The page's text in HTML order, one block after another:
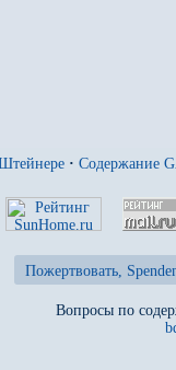
· Содержание
Пожертвовать,
Вопросы по